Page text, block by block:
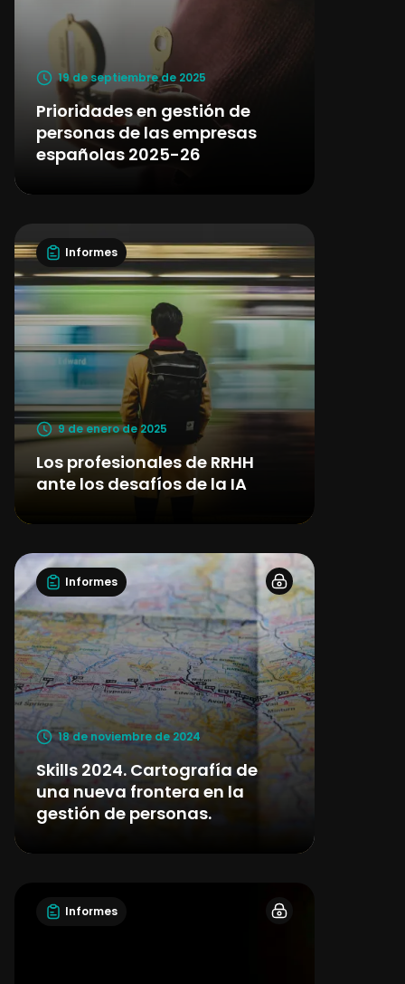
19 de septiembre de 2025
Prioridades en gestión de
personas de las empresas
españolas 2025-26
Informes
9 de enero de 2025
Los profesionales de RRHH
ante los desafíos de la IA
Informes
18 de noviembre de 2024
Skills 2024. Cartografía de
una nueva frontera en la
gestión de personas.
Informes